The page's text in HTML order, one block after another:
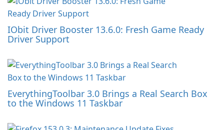
IObit Driver Booster 13.6.0: Fresh Game Ready
Driver Support
EverythingToolbar 3.0 Brings a Real Search Box
to the Windows 11 Taskbar